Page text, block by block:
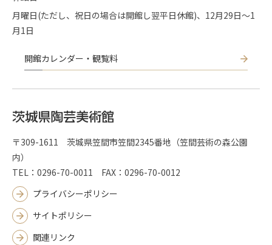
月曜日(ただし、祝日の場合は開館し翌平日休館)、12月29日～1
月1日
開館カレンダー・観覧料
〒309-1611 茨城県笠間市笠間2345番地（笠間芸術の森公園
内）
TEL：0296-70-0011 FAX：0296-70-0012
プライバシーポリシー
サイトポリシー
関連リンク